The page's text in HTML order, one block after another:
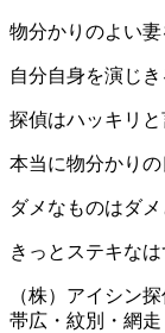
物分かりのよい妻
自分自身を演じ
探偵はハッキリと
本当に物分かり
ダメなものはダ
きっとステキなは
（株）アイシン
帯広・紋別・網